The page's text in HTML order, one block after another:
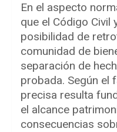
En el aspecto
que el Código Civil
posibilidad de
comunidad de
separación de
probada. Según el
precisa resulta
el alcance
consecuencias